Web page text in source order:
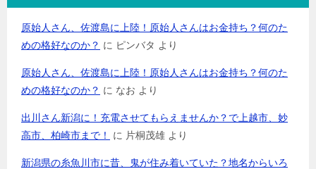
原始人さん、佐渡島に上陸！原始人さんはお金持ち？何のた
めの格好なのか？ に ピンバタ より
原始人さん、佐渡島に上陸！原始人さんはお金持ち？何のた
めの格好なのか？ に なお より
出川さん新潟に！充電させてもらえませんか？で上越市、妙
高市、柏崎市まで！
に 片桐茂雄 より
新潟県の糸魚川市に昔、鬼が住み着いていた？地名からいろ